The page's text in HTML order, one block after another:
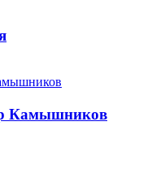
Камышников